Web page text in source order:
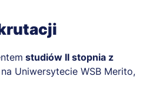
studiów II stopnia z
na Uniwersytecie WSB Merito,